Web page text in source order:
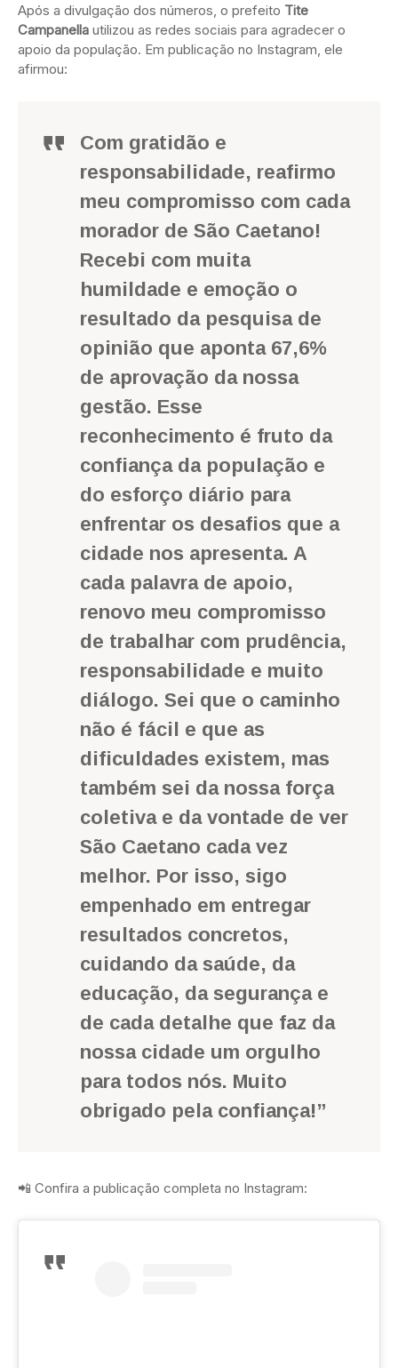
Após a divulgação dos números, o prefeito Tite
Campanella utilizou as redes sociais para agradecer o
apoio da população. Em publicação no Instagram, ele
afirmou:
Com gratidão e
responsabilidade, reafirmo
meu compromisso com cada
morador de São Caetano!
Recebi com muita
humildade e emoção o
resultado da pesquisa de
opinião que aponta 67,6%
de aprovação da nossa
gestão. Esse
reconhecimento é fruto da
confiança da população e
do esforço diário para
enfrentar os desafios que a
cidade nos apresenta. A
cada palavra de apoio,
renovo meu compromisso
de trabalhar com prudência,
responsabilidade e muito
diálogo. Sei que o caminho
não é fácil e que as
dificuldades existem, mas
também sei da nossa força
coletiva e da vontade de ver
São Caetano cada vez
melhor. Por isso, sigo
empenhado em entregar
resultados concretos,
cuidando da saúde, da
educação, da segurança e
de cada detalhe que faz da
nossa cidade um orgulho
para todos nós. Muito
obrigado pela confiança!”
📲 Confira a publicação completa no Instagram: